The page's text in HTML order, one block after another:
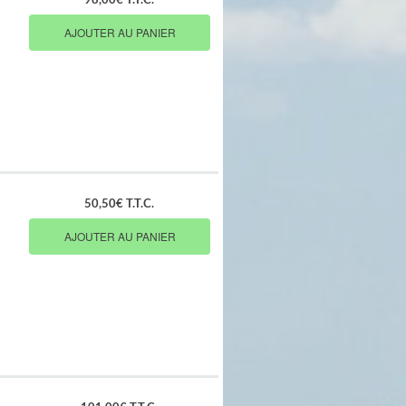
AJOUTER AU PANIER
50,50€ T.T.C.
AJOUTER AU PANIER